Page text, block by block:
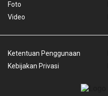
Foto
Video
Ketentuan Penggunaan
Kebijakan Privasi